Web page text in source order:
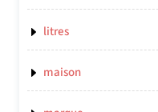
litres
maison